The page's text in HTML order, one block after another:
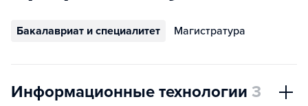
Бакалавриат и специалитет Магистратура
Информационные технологии 3